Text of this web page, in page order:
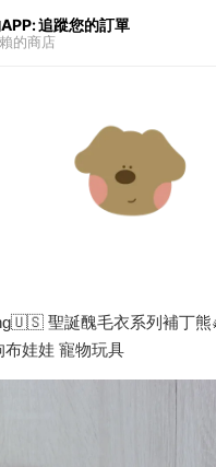
追蹤您的訂單
的商店
聖誕醜毛衣系列補丁熊
布娃娃 寵物玩具